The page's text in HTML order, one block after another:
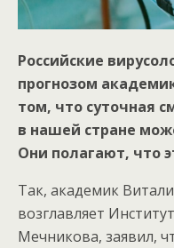
Российские
прогнозом
том, что суточная
в нашей стране
Они полагают, что
Так, академик
возглавляет
Мечникова, заявил,